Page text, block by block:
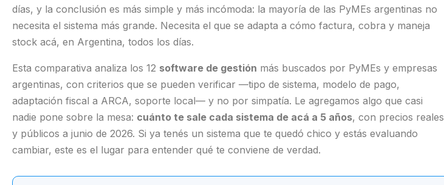
días, y la conclusión es más simple y más incómoda: la mayoría de las PyMEs argentinas no
necesita el sistema más grande. Necesita el que se adapta a cómo factura, cobra y maneja
stock acá, en Argentina, todos los días.
Esta comparativa analiza los 12 software de gestión más buscados por PyMEs y empresas
argentinas, con criterios que se pueden verificar —tipo de sistema, modelo de pago,
adaptación fiscal a ARCA, soporte local— y no por simpatía. Le agregamos algo que casi
nadie pone sobre la mesa: cuánto te sale cada sistema de acá a 5 años, con precios reales
y públicos a junio de 2026. Si ya tenés un sistema que te quedó chico y estás evaluando
cambiar, este es el lugar para entender qué te conviene de verdad.